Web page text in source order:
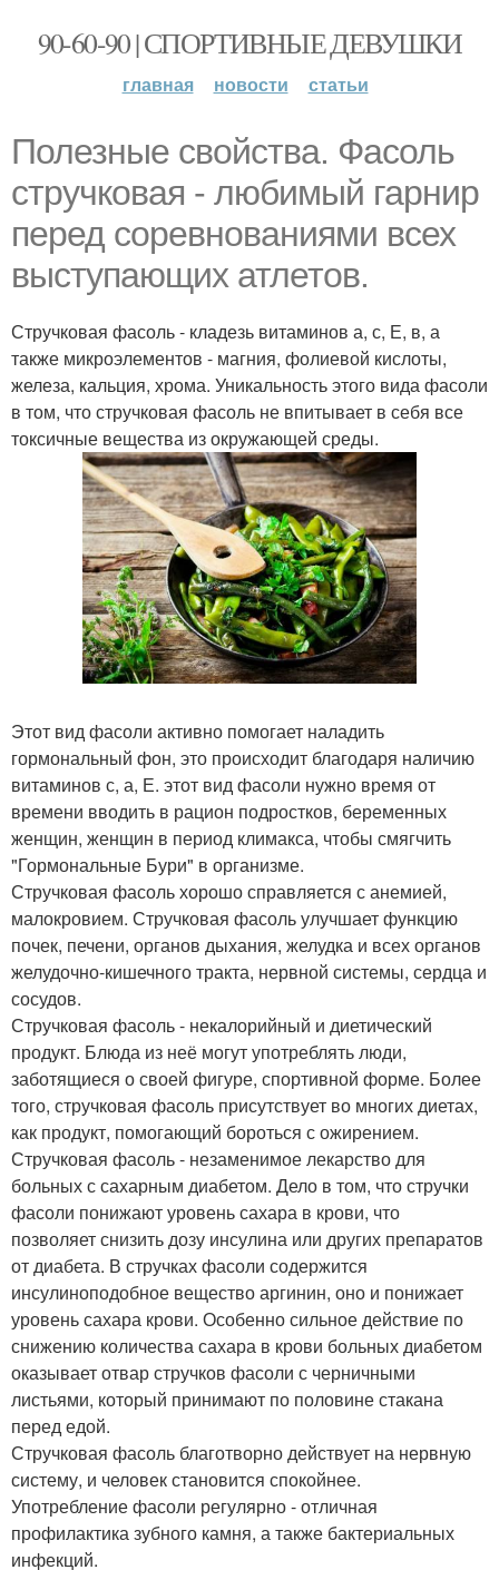
90-60-90 | СПОРТИВНЫЕ ДЕВУШКИ
главная новости статьи
Полезные свойства. Фасоль
стручковая - любимый гарнир
перед соревнованиями всех
выступающих атлетов.
Стручковая фасоль - кладезь витаминов а, с, Е, в, а
также микроэлементов - магния, фолиевой кислоты,
железа, кальция, хрома. Уникальность этого вида фасоли
в том, что стручковая фасоль не впитывает в себя все
токсичные вещества из окружающей среды.
Этот вид фасоли активно помогает наладить
гормональный фон, это происходит благодаря наличию
витаминов с, а, Е. этот вид фасоли нужно время от
времени вводить в рацион подростков, беременных
женщин, женщин в период климакса, чтобы смягчить
"Гормональные Бури" в организме.
Стручковая фасоль хорошо справляется с анемией,
малокровием. Стручковая фасоль улучшает функцию
почек, печени, органов дыхания, желудка и всех органов
желудочно-кишечного тракта, нервной системы, сердца и
сосудов.
Стручковая фасоль - некалорийный и диетический
продукт. Блюда из неё могут употреблять люди,
заботящиеся о своей фигуре, спортивной форме. Более
того, стручковая фасоль присутствует во многих диетах,
как продукт, помогающий бороться с ожирением.
Стручковая фасоль - незаменимое лекарство для
больных с сахарным диабетом. Дело в том, что стручки
фасоли понижают уровень сахара в крови, что
позволяет снизить дозу инсулина или других препаратов
от диабета. В стручках фасоли содержится
инсулиноподобное вещество аргинин, оно и понижает
уровень сахара крови. Особенно сильное действие по
снижению количества сахара в крови больных диабетом
оказывает отвар стручков фасоли с черничными
листьями, который принимают по половине стакана
перед едой.
Стручковая фасоль благотворно действует на нервную
систему, и человек становится спокойнее.
Употребление фасоли регулярно - отличная
профилактика зубного камня, а также бактериальных
инфекций.